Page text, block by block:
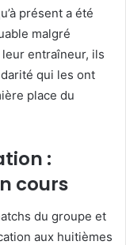
présent a été
malgré
leur entraîneur, ils
qui les ont
place du
:
cours
du groupe et
aux huitièmes